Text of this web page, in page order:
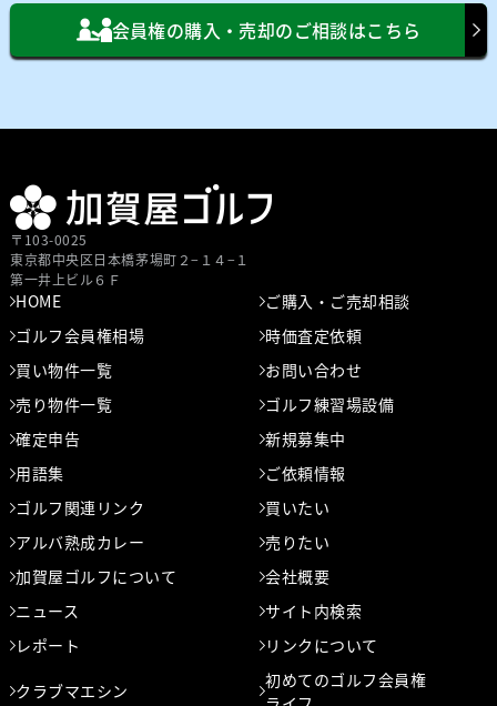
会員権の購入・売却のご相談はこちら
〒103-0025
東京都中央区⽇本橋茅場町２−１４−１
第⼀井上ビル６Ｆ
HOME
ご購入・ご売却相談
ゴルフ会員権相場
時価査定依頼
買い物件一覧
お問い合わせ
売り物件一覧
ゴルフ練習場設備
確定申告
新規募集中
用語集
ご依頼情報
ゴルフ関連リンク
買いたい
アルバ熟成カレー
売りたい
加賀屋ゴルフについて
会社概要
ニュース
サイト内検索
レポート
リンクについて
クラブマエシン
初めてのゴルフ会員権